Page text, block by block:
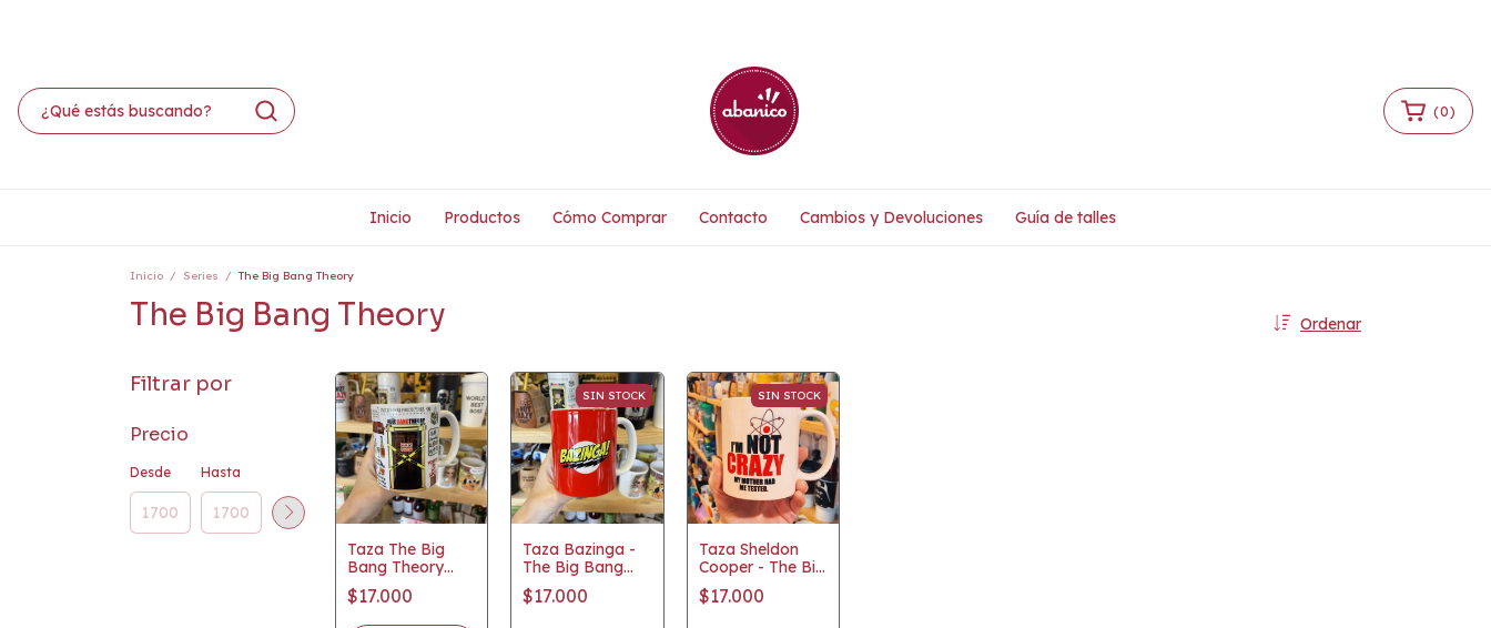
(0)
Inicio Productos Cómo Comprar Contacto Cambios y Devoluciones Guía de talles
Inicio / Series / The Big Bang Theory
The Big Bang Theory Ordenar
Filtrar por
Precio
Desde Hasta
Taza The Big
Bang Theory
Stickers
$17.000
SIN STOCK
Taza Bazinga -
The Big Bang
Theory
$17.000
SIN STOCK
Taza Sheldon
Cooper - The Big
Bang Theory
$17.000